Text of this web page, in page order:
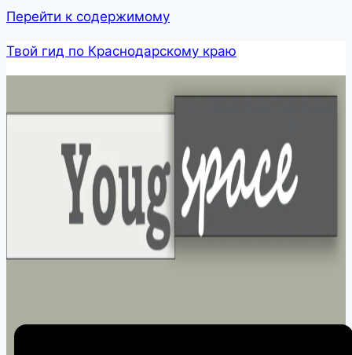
Перейти к содержимому
Твой гид по Краснодарскому краю